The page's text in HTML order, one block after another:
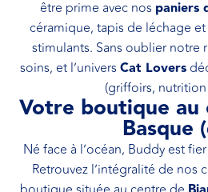
être prime avec nos paniers
céramique, tapis de léchage et
stimulants. Sans oublier notre
soins, et l’univers Cat Lovers
(griffoirs,
Votre boutique
Basque
Né face à l’océan, Buddy est
Retrouvez l’intégralité de nos